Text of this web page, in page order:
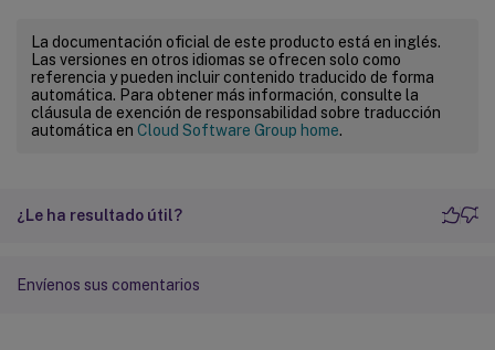
La documentación oficial de este producto está en inglés.
Las versiones en otros idiomas se ofrecen solo como
referencia y pueden incluir contenido traducido de forma
automática. Para obtener más información, consulte la
cláusula de exención de responsabilidad sobre traducción
automática en Cloud Software Group home.
¿Le ha resultado útil?
Envíenos sus comentarios